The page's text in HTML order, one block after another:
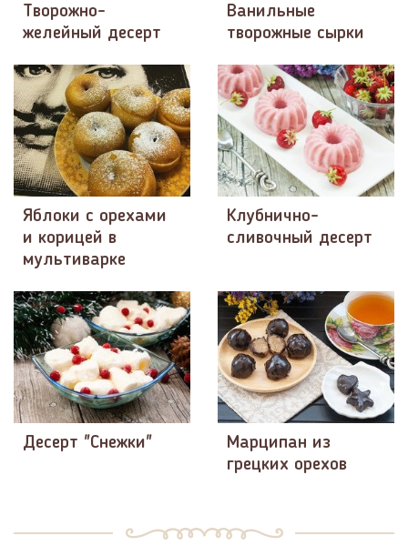
Творожно-
желейный десерт
Ванильные
творожные сырки
Яблоки с орехами
и корицей в
мультиварке
Клубнично-
сливочный десерт
Десерт "Снежки"
Марципан из
грецких орехов